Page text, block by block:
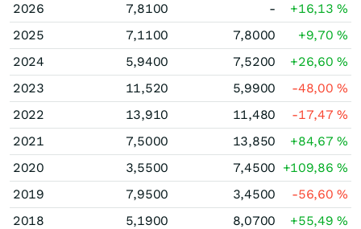
2026
7,8100 - +16,13%
2025
7,1100 7,8000 +9,70%
2024
5,9400 7,5200 +26,60%
2023
11,520 5,9900 -48,00%
2022
13,910 11,480 -17,47%
2021
7,5000 13,850 +84,67%
2020
3,5500 7,4500 +109,86%
2019
7,9500 3,4500 -56,60%
2018
5,1900 8,0700 +55,49%